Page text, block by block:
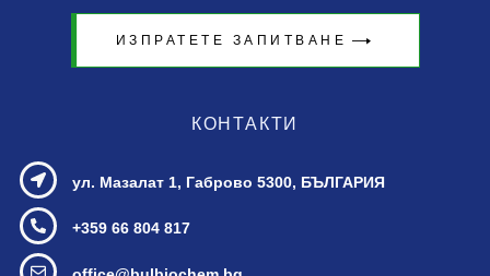
ИЗПРАТЕТЕ ЗАПИТВАНЕ
КОНТАКТИ
ул. Мазалат 1, Габрово 5300, БЪЛГАРИЯ
+359 66 804 817